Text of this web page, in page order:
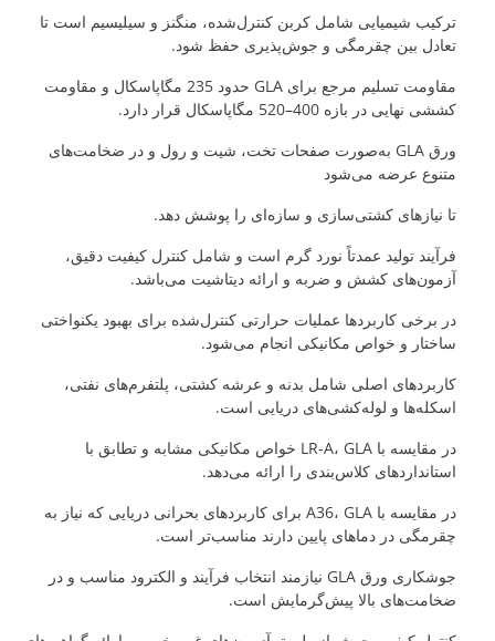
ترکیب شیمیایی شامل کربن کنترل‌شده، منگنز و سیلیسیم است تا
تعادل بین چقرمگی و جوش‌پذیری حفظ شود.
مقاومت تسلیم مرجع برای GLA حدود 235 مگاپاسکال و مقاومت
کششی نهایی در بازه 400–520 مگاپاسکال قرار دارد.
ورق GLA به‌صورت صفحات تخت، شیت و رول و در ضخامت‌های
متنوع عرضه می‌شود
تا نیازهای کشتی‌سازی و سازه‌ای را پوشش دهد.
فرآیند تولید عمدتاً نورد گرم است و شامل کنترل کیفیت دقیق،
آزمون‌های کشش و ضربه و ارائه دیتاشیت می‌باشد.
در برخی کاربردها عملیات حرارتی کنترل‌شده برای بهبود یکنواختی
ساختار و خواص مکانیکی انجام می‌شود.
کاربردهای اصلی شامل بدنه و عرشه کشتی، پلتفرم‌های نفتی،
اسکله‌ها و لوله‌کشی‌های دریایی است.
در مقایسه با LR‑A، GLA خواص مکانیکی مشابه و تطابق با
استانداردهای کلاس‌بندی را ارائه می‌دهد.
در مقایسه با A36، GLA برای کاربردهای بحرانی دریایی که نیاز به
چقرمگی در دماهای پایین دارند مناسب‌تر است.
جوشکاری ورق GLA نیازمند انتخاب فرآیند و الکترود مناسب و در
ضخامت‌های بالا پیش‌گرمایش است.